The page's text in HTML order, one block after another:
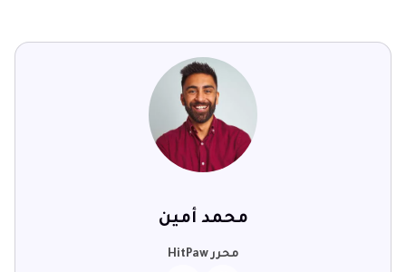
محمد أمين
محرر HitPaw